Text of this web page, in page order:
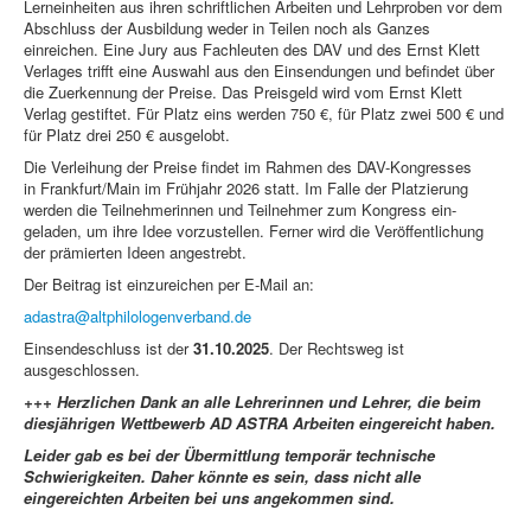
Lerneinheiten aus ihren schriftlichen Arbeiten und Lehrproben vor dem
Abschluss der Ausbildung weder in Teilen noch als Ganzes
einreichen. Eine Jury aus Fachleuten des DAV und des Ernst Klett
Verlages trifft eine Auswahl aus den Einsendungen und befindet über
die Zuerkennung der Preise. Das Preisgeld wird vom Ernst Klett
Verlag gestiftet. Für Platz eins werden 750 €, für Platz zwei 500 € und
für Platz drei 250 € ausgelobt.
Die Verleihung der Preise findet im Rahmen des DAV-Kongresses
in Frankfurt/Main im Frühjahr 2026 statt. Im Falle der Platzierung
werden die Teilnehmerinnen und Teilnehmer zum Kongress ein­
geladen, um ihre Idee vorzustellen. Ferner wird die Veröffentlichung
der prämierten Ideen angestrebt.
Der Beitrag ist einzureichen per E-Mail an:
adastra@altphilologenverband.de
Einsendeschluss ist der31.10.2025. Der Rechtsweg ist
ausgeschlossen.
+++ Herzlichen Dank an alle Lehrerinnen und Lehrer, die beim
diesjährigen Wettbewerb AD ASTRA Arbeiten eingereicht haben.
Leider gab es bei der Übermittlung temporär technische
Schwierigkeiten. Daher könnte es sein, dass nicht alle
eingereichten Arbeiten bei uns angekommen sind.